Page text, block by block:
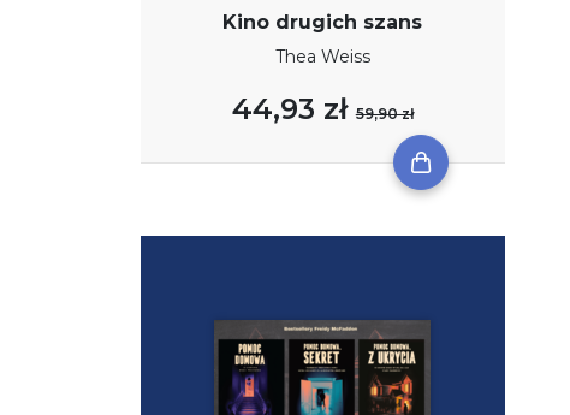
Kino drugich szans
Thea Weiss
44,93 zł59,90 zł